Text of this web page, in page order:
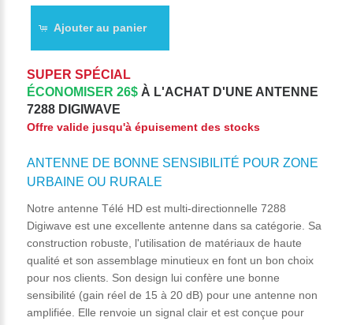
Ajouter au panier
SUPER SPÉCIAL
ÉCONOMISER 26$ À L'ACHAT D'UNE ANTENNE
7288 DIGIWAVE
Offre valide jusqu'à épuisement des stocks
ANTENNE DE BONNE SENSIBILITÉ POUR ZONE
URBAINE OU RURALE
Notre antenne Télé HD est multi-directionnelle 7288
Digiwave est une excellente antenne dans sa catégorie. Sa
construction robuste, l'utilisation de matériaux de haute
qualité et son assemblage minutieux en font un bon choix
pour nos clients. Son design lui confère une bonne
sensibilité (gain réel de 15 à 20 dB) pour une antenne non
amplifiée. Elle renvoie un signal clair et est conçue pour